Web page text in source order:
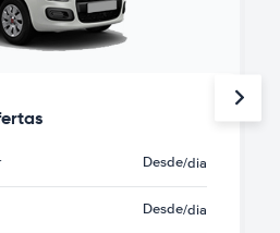
Desde/dia
Desde/dia